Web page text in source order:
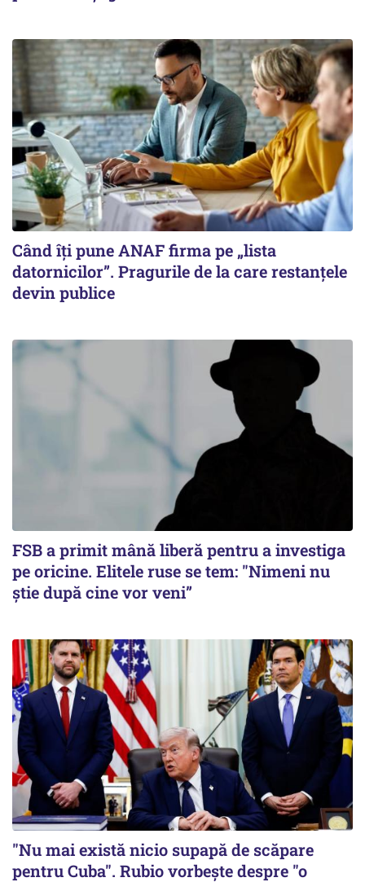
Când îți pune ANAF firma pe „lista
datornicilor”. Pragurile de la care restanțele
devin publice
FSB a primit mână liberă pentru a investiga
pe oricine. Elitele ruse se tem: "Nimeni nu
știe după cine vor veni”
"Nu mai există nicio supapă de scăpare
pentru Cuba". Rubio vorbește despre "o